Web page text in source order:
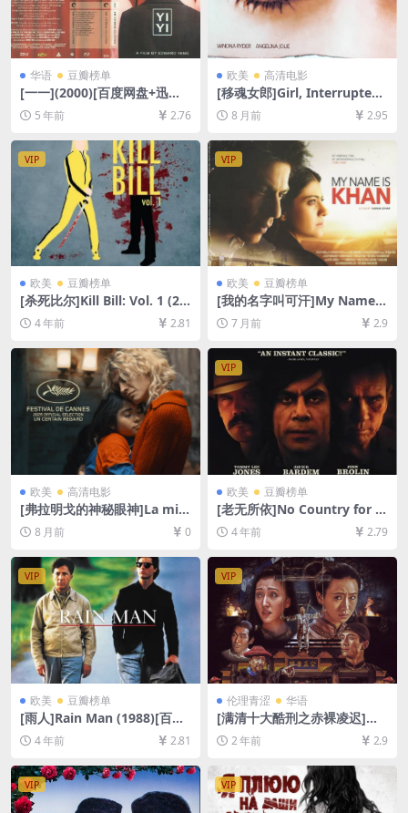
华语 豆瓣榜单
[一一](2000)[百度网盘+迅雷
云盘资源1080P超清未删减]
[MP4/11GB][中文字幕]
5 年前 2.76
欧美 高清电影
[移魂女郎]Girl, Interrupted
(1999)[百度网盘+夸克网盘10
80P超清未删减资源][网盘在
英字幕]
8 月前 2.95
VIP
欧美 豆瓣榜单
[杀死比尔]Kill Bill: Vol. 1 (20
03)[百度网盘+迅雷云盘资源1
080P超清未删减][MP4/7GB]
[中英字幕]
4 年前 2.81
VIP
欧美 豆瓣榜单
[我的名字叫可汗]My Name I
s Khan (2010)[百度网盘+夸
克网盘1080P超清未删减资源]
[网盘在线播放/下载][MP4/12
GB][中英字幕]
7 月前 2.9
欧美 高清电影
[弗拉明戈的神秘眼神]La mist
eriosa mirada del flamenc
o (2025)[百度网盘+夸克网盘1
080P超清未删减资源][网盘在
线播放/下载][MP4/3.7GB][中
英字幕]
8 月前 0
VIP
欧美 豆瓣榜单
[老无所依]No Country for O
ld Men (2007)[百度网盘+迅
雷云盘资源1080P超清未删减]
[MP4/7.8GB][中英字幕]
4 年前 2.79
VIP
欧美 豆瓣榜单
[雨人]Rain Man (1988)[百度
网盘+迅雷云盘资源1080P超
清未删减][MP4/8.7GB][中英
4 年前 2.81
VIP
伦理青涩 华语
[满清十大酷刑之赤裸凌迟]滿
清十大酷刑之赤裸凌遲 (1998)
[百度网盘+迅雷云盘1080P超
B][粤语中字]【手机/平板无法
在线播放，请使用电脑下载防
和谐压缩包（含解压密码）】
2 年前 2.9
VIP VIP